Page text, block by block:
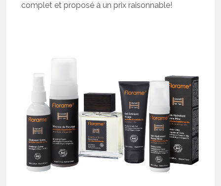
complet et proposé à un prix raisonnable!